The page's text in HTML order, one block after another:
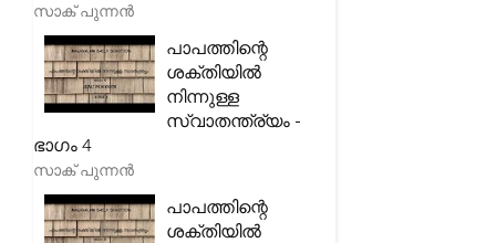
സാക് പുന്നൻ
പാപത്തിന്റെ
ശക്തിയിൽ
നിന്നുള്ള
സ്വാതന്ത്ര്യം -
ഭാഗം 4
സാക് പുന്നൻ
പാപത്തിന്റെ
ശക്തിയിൽ